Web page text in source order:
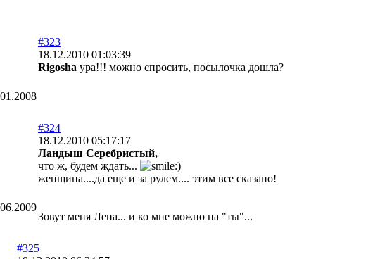
#323
18.12.2010 01:03:39
Rigosha ура!!! можно спросить, посылочка дошла?
#324
18.12.2010 05:17:17
Ландыш Серебристый,
что ж, будем ждать...
женщина....да еще и за рулем.... этим все сказано!
Зовут меня Лена... и ко мне можно на "ты"...
#325